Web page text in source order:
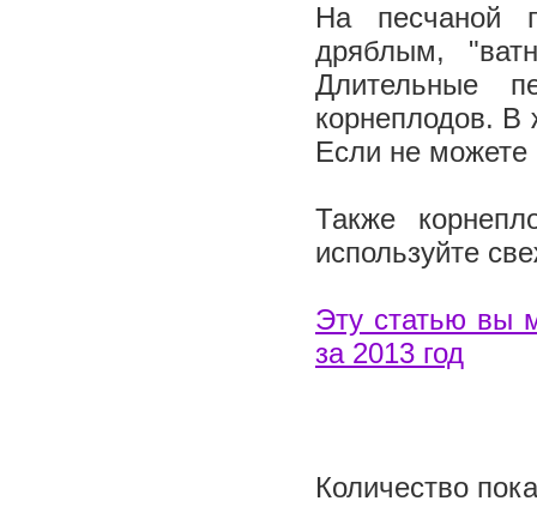
На песчаной
дряблым,
Длительные
корнеплодов. В
Если не можете
Также
используйте
Эту статью вы
за 2013 год
Количество